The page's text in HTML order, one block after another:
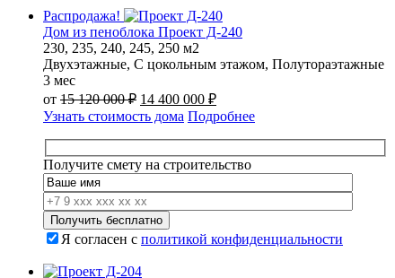
Распродажа!
Дом из пеноблока Проект Д-240
230, 235, 240, 245, 250 м2
Двухэтажные, С цокольным этажом, Полутораэтажные
3 мес
от 15 120 000₽ Первоначальная
цена
составляла
15
120
000 ₽.
14 400 000 ₽Текущая
цена:
14
400
000 ₽.
Узнать стоимость дома Подробнее
Получите смету на строительство
Я согласен с политикой конфиденциальности